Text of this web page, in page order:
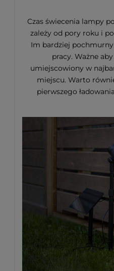
Czas świecenia lampy
zależy od pory roku i
Im bardziej
pracy. Ważne
umiejscowiony w
miejscu. Warto
pierwszego